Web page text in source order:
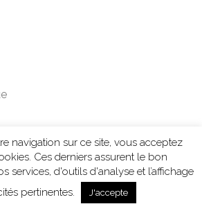
navigation sur ce site, vous acceptez
Ces derniers assurent le bon
services, d'outils d'analyse et l’affichage
pertinentes.
J'accepte